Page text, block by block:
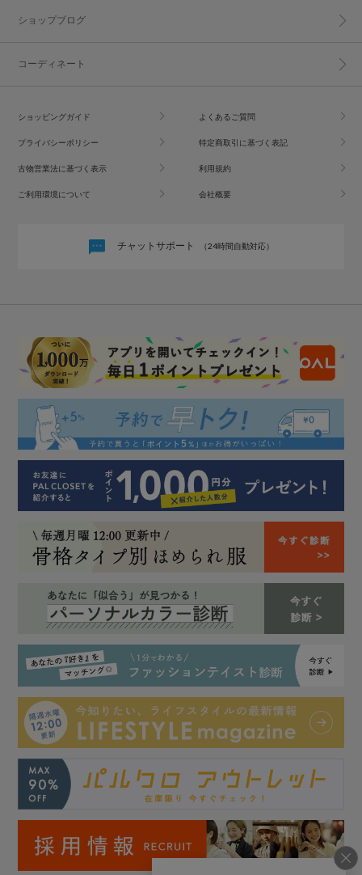
ショップブログ
コーディネート
ショッピングガイド よくあるご質問
プライバシーポリシー 特定商取引に基づく表記
古物営業法に基づく表示 利用規約
ご利用環境について 会社概要
チャットサポート （24時間自動対応）